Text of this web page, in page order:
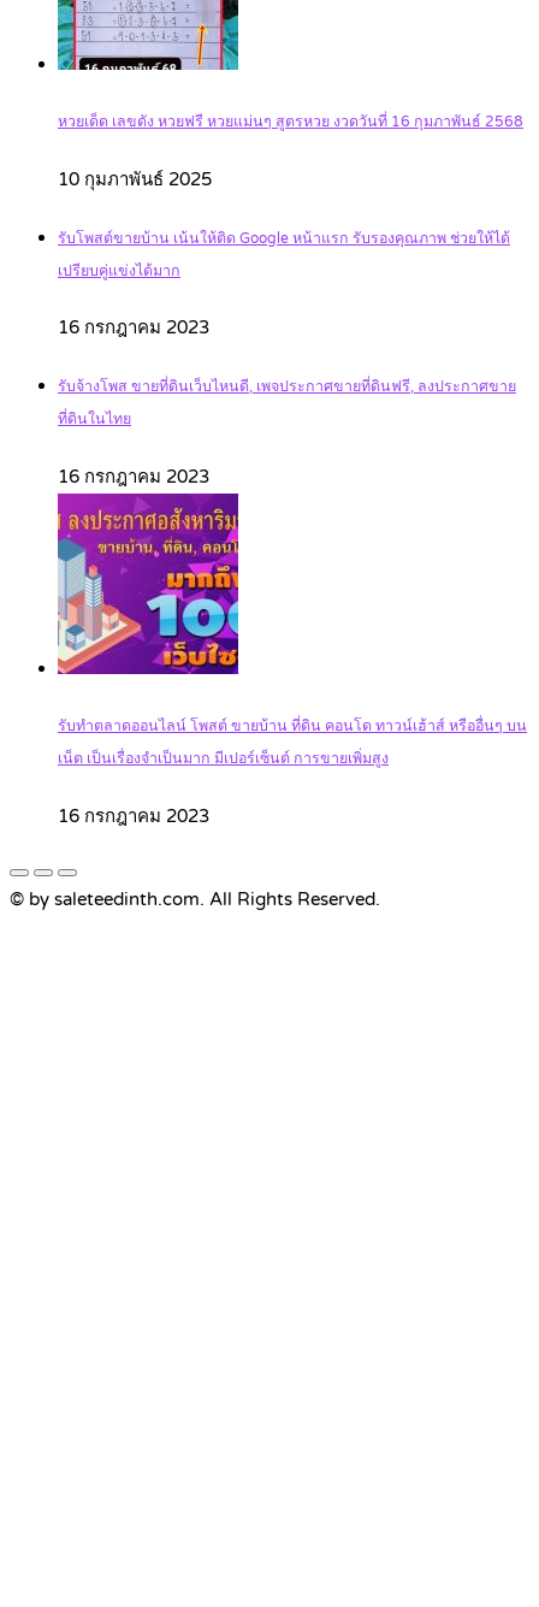
หวยเด็ด เลขดัง หวยฟรี หวยแม่นๆ สูตรหวย งวดวันที่ 16 กุมภาพันธ์ 2568
10 กุมภาพันธ์ 2025
รับโพสต์ขายบ้าน เน้นให้ติด Google หน้าแรก รับรองคุณภาพ ช่วยให้ได้
เปรียบคู่แข่งได้มาก
16 กรกฎาคม 2023
รับจ้างโพส ขายที่ดินเว็บไหนดี, เพจประกาศขายที่ดินฟรี, ลงประกาศขาย
ที่ดินในไทย
16 กรกฎาคม 2023
รับทำตลาดออนไลน์ โพสต์ ขายบ้าน ที่ดิน คอนโด ทาวน์เฮ้าส์ หรืออื่นๆ บน
เน็ต เป็นเรื่องจำเป็นมาก มีเปอร์เซ็นต์ การขายเพิ่มสูง
16 กรกฎาคม 2023
© by saleteedinth.com. All Rights Reserved.